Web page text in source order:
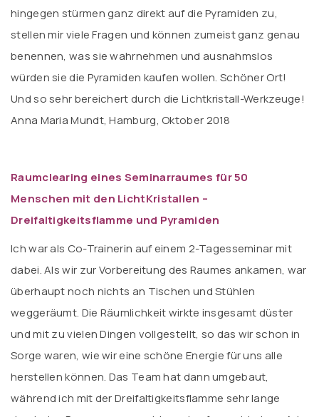
hingegen stürmen ganz direkt auf die Pyramiden zu,
stellen mir viele Fragen und können zumeist ganz genau
benennen, was sie wahrnehmen und ausnahmslos
würden sie die Pyramiden kaufen wollen. Schöner Ort!
Und so sehr bereichert durch die Lichtkristall-Werkzeuge!
Anna Maria Mundt, Hamburg, Oktober 2018
Raumclearing eines Seminarraumes für 50
Menschen mit den LichtKristallen –
Dreifaltigkeitsflamme und Pyramiden
Ich war als Co-Trainerin auf einem 2-Tagesseminar mit
dabei. Als wir zur Vorbereitung des Raumes ankamen, war
überhaupt noch nichts an Tischen und Stühlen
weggeräumt. Die Räumlichkeit wirkte insgesamt düster
und mit zu vielen Dingen vollgestellt, so das wir schon in
Sorge waren, wie wir eine schöne Energie für uns alle
herstellen können. Das Team hat dann umgebaut,
während ich mit der Dreifaltigkeitsflamme sehr lange